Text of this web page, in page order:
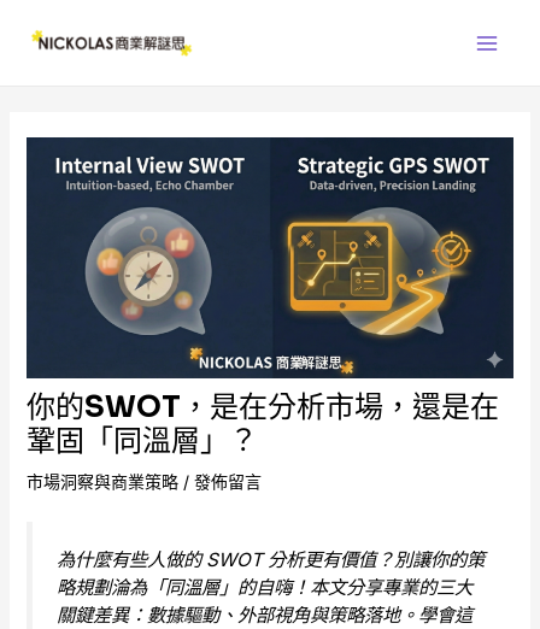
你的SWOT，是在分析市場，還是在
鞏固「同溫層」？
市場洞察與商業策略/ 發佈留言
為什麼有些人做的 SWOT 分析更有價值？別讓你的策
略規劃淪為「同溫層」的自嗨！本文分享專業的三大
關鍵差異：數據驅動、外部視角與策略落地。學會這